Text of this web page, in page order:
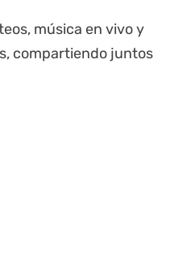
música en vivo y
compartiendo juntos